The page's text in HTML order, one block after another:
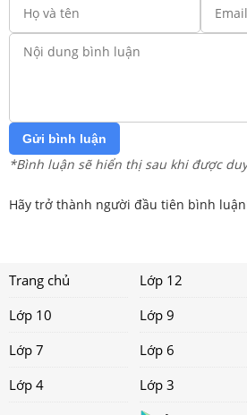
Gửi bình luận
*Bình luận sẽ hiển thị sau khi được
Hãy trở thành người đầu tiên bình
Trang chủ Lớp 12
Lớp 10
Lớp 9
Lớp 7
Lớp 6
Lớp 4
Lớp 3